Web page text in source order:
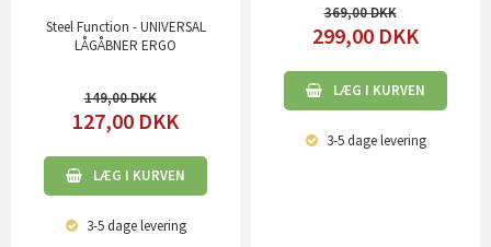
Steel Function - UNIVERSAL
LÅGÅBNER ERGO
149,00
127,00 DKK
LÆG I KURVEN
3-5 dagelevering
369,00
299,00 DKK
LÆG I KURVEN
3-5 dagelevering